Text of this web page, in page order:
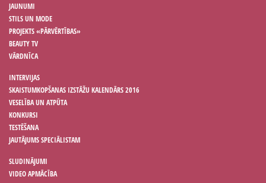
JAUNUMI
STILS UN MODE
PROJEKTS «PĀRVĒRTĪBAS»
BEAUTY TV
VĀRDNĪCA
INTERVIJAS
SKAISTUMKOPŠANAS IZSTĀŽU KALENDĀRS 2016
VESELĪBA UN ATPŪTA
KONKURSI
TESTĒŠANA
JAUTĀJUMS SPECIĀLISTAM
SLUDINĀJUMI
VIDEO APMĀCĪBA